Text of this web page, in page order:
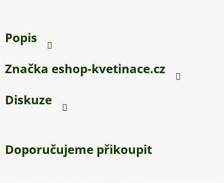
Popis
Značka eshop-kvetinace.cz
Diskuze
Doporučujeme přikoupit